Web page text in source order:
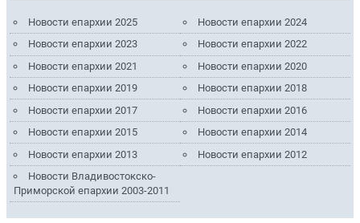
Новости епархии 2025
Новости епархии 2024
Новости епархии 2023
Новости епархии 2022
Новости епархии 2021
Новости епархии 2020
Новости епархии 2019
Новости епархии 2018
Новости епархии 2017
Новости епархии 2016
Новости епархии 2015
Новости епархии 2014
Новости епархии 2013
Новости епархии 2012
Новости Владивостокско-
Приморской епархии 2003-2011